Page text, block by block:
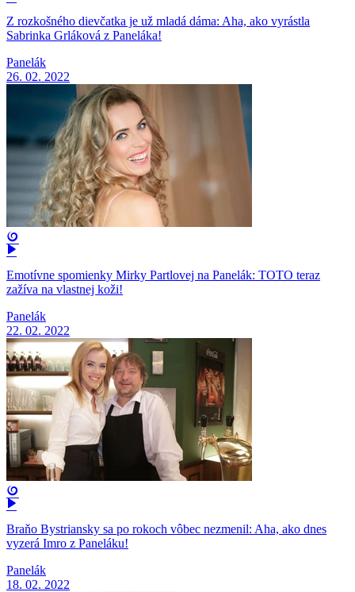
Z rozkošného dievčatka je už mladá dáma: Aha, ako vyrástla
Sabrinka Grláková z Paneláka!
Panelák
26. 02. 2022
Emotívne spomienky Mirky Partlovej na Panelák: TOTO teraz
zažíva na vlastnej koži!
Panelák
22. 02. 2022
Braňo Bystriansky sa po rokoch vôbec nezmenil: Aha, ako dnes
vyzerá Imro z Paneláku!
Panelák
18. 02. 2022